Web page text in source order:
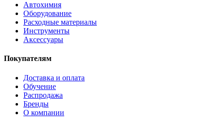
Автохимия
Оборудование
Расходные материалы
Инструменты
Аксессуары
Покупателям
Доставка и оплата
Обучение
Распродажа
Бренды
О компании